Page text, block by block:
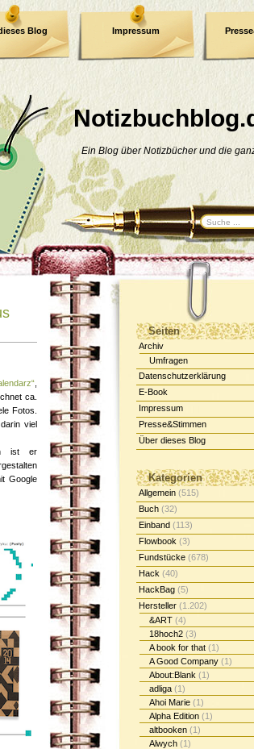
Ein Blog über Notizbücher und die
Blog Impressum
Datenschutzerklärung
Seiten
Archiv
Umfragen
Datenschutzerklärung
E-Book
Impressum
Presse&Stimmen
Über dieses Blog
Kategorien
Allgemein (515)
Buch (32)
Einband (113)
Flowbook (3)
Fundstücke (678)
Hack (40)
HackBag (5)
Hersteller (1.202)
&ART (4)
18hoch2 (3)
A book for that (1)
A Good Company (1)
About:Blank (1)
adliga (1)
Ahoi Marie (1)
Alpha Edition (1)
altbooken (1)
Alwych (1)
ca.
Fotos.
viel
ist er
Google